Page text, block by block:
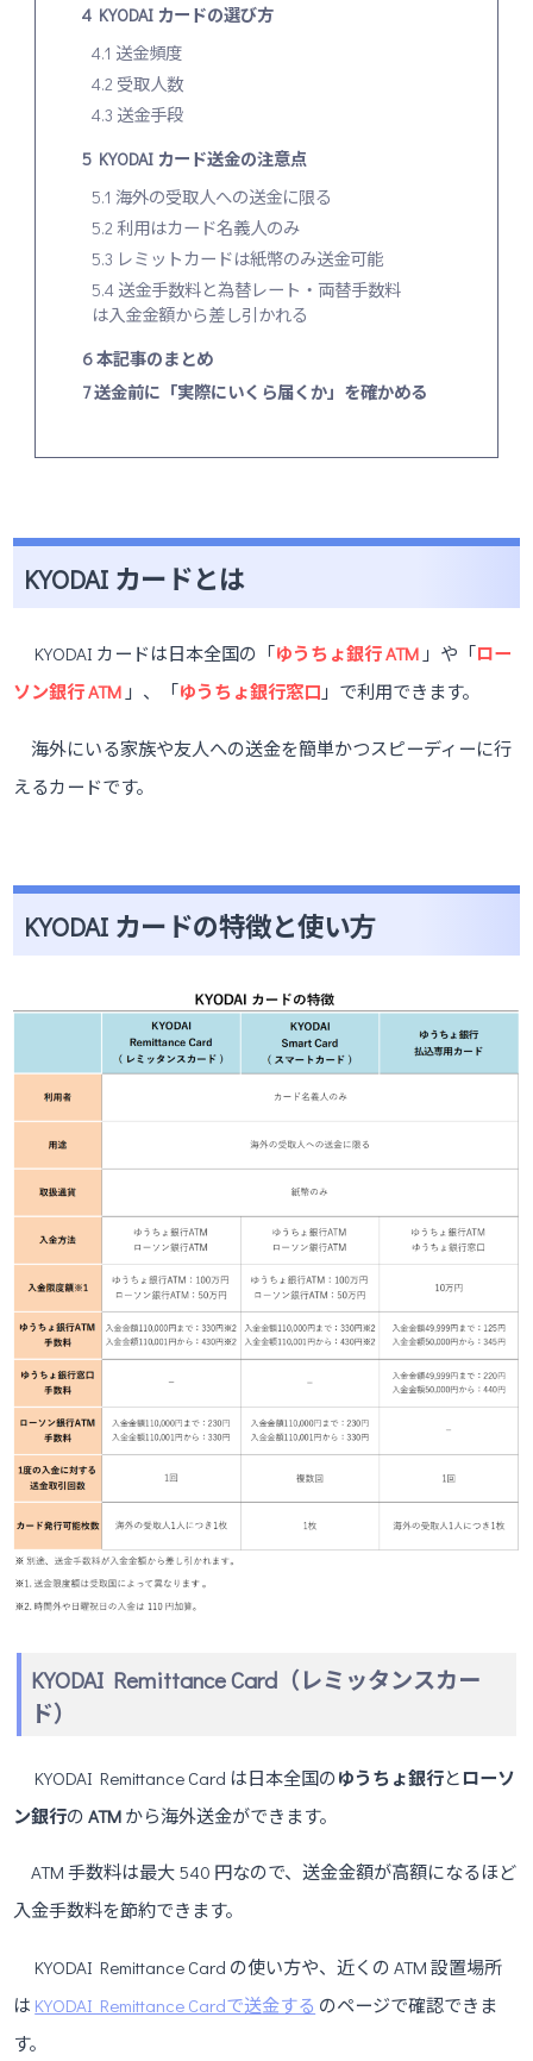
4 KYODAI カードの選び方
4.1 送金頻度
4.2 受取人数
4.3 送金手段
5 KYODAI カード送金の注意点
5.1 海外の受取人への送金に限る
5.2 利用はカード名義人のみ
5.3 レミットカードは紙幣のみ送金可能
5.4 送金手数料と為替レート・両替手数料
は入金金額から差し引かれる
6本記事のまとめ
7送金前に「実際にいくら届くか」を確かめる
KYODAI カードとは
KYODAI カードは日本全国の「ゆうちょ銀行 ATM 」や「ロー
ソン銀行 ATM 」、「ゆうちょ銀行窓口 」で利用できます。
海外にいる家族や友人への送金を簡単かつスピーディーに行
えるカードです。
KYODAI カードの特徴と使い方
KYODAI Remittance Card（レミッタンスカー
ド）
KYODAI Remittance Card は日本全国のゆうちょ銀行と ローソ
ン銀行のATM から海外送金ができます。
ATM 手数料は最大 540 円なので、送金金額が高額になるほど
入金手数料を節約できます。
KYODAI Remittance Card の使い方や、近くの ATM 設置場所
は KYODAI Remittance Cardで送金する のページで確認できま
す。